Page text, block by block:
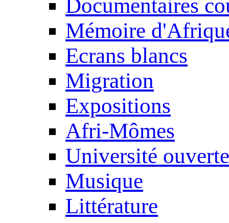
Documentaires
Mémoire
Ecrans blancs
Migration
Expositions
Afri-Mômes
Université ouverte
Musique
Littérature